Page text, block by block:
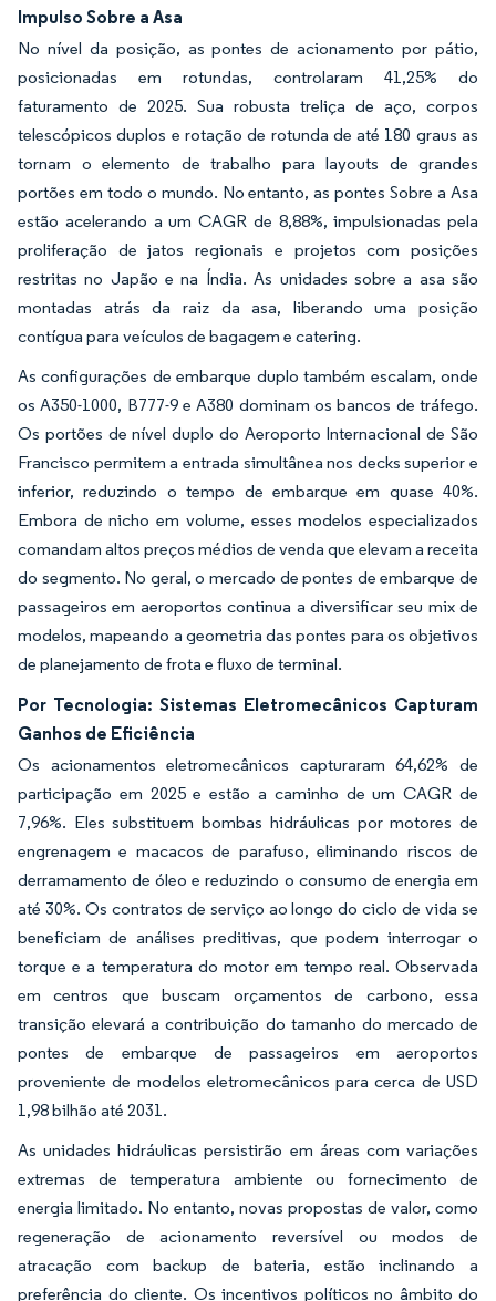
Impulso Sobre a Asa
No nível da posição, as pontes de acionamento por pátio,
posicionadas em rotundas, controlaram 41,25% do
faturamento de 2025. Sua robusta treliça de aço, corpos
telescópicos duplos e rotação de rotunda de até 180 graus as
tornam o elemento de trabalho para layouts de grandes
portões em todo o mundo. No entanto, as pontes Sobre a Asa
estão acelerando a um CAGR de 8,88%, impulsionadas pela
proliferação de jatos regionais e projetos com posições
restritas no Japão e na Índia. As unidades sobre a asa são
montadas atrás da raiz da asa, liberando uma posição
contígua para veículos de bagagem e catering.
As configurações de embarque duplo também escalam, onde
os A350-1000, B777-9 e A380 dominam os bancos de tráfego.
Os portões de nível duplo do Aeroporto Internacional de São
Francisco permitem a entrada simultânea nos decks superior e
inferior, reduzindo o tempo de embarque em quase 40%.
Embora de nicho em volume, esses modelos especializados
comandam altos preços médios de venda que elevam a receita
do segmento. No geral, o mercado de pontes de embarque de
passageiros em aeroportos continua a diversificar seu mix de
modelos, mapeando a geometria das pontes para os objetivos
de planejamento de frota e fluxo de terminal.
Por Tecnologia: Sistemas Eletromecânicos Capturam
Ganhos de Eficiência
Os acionamentos eletromecânicos capturaram 64,62% de
participação em 2025 e estão a caminho de um CAGR de
7,96%. Eles substituem bombas hidráulicas por motores de
engrenagem e macacos de parafuso, eliminando riscos de
derramamento de óleo e reduzindo o consumo de energia em
até 30%. Os contratos de serviço ao longo do ciclo de vida se
beneficiam de análises preditivas, que podem interrogar o
torque e a temperatura do motor em tempo real. Observada
em centros que buscam orçamentos de carbono, essa
transição elevará a contribuição do tamanho do mercado de
pontes de embarque de passageiros em aeroportos
proveniente de modelos eletromecânicos para cerca de USD
1,98 bilhão até 2031.
As unidades hidráulicas persistirão em áreas com variações
extremas de temperatura ambiente ou fornecimento de
energia limitado. No entanto, novas propostas de valor, como
regeneração de acionamento reversível ou modos de
atracação com backup de bateria, estão inclinando a
preferência do cliente. Os incentivos políticos no âmbito do